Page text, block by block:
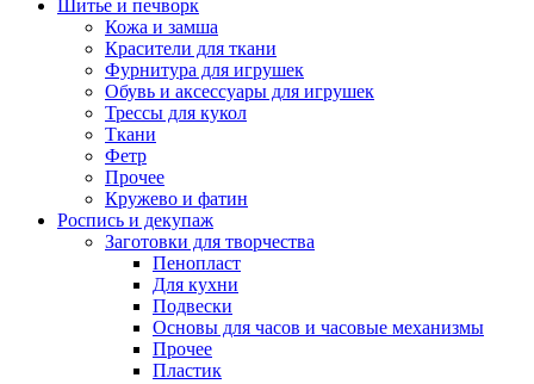
Шитье и печворк
Кожа и замша
Красители для ткани
Фурнитура для игрушек
Обувь и аксессуары для игрушек
Трессы для кукол
Ткани
Фетр
Прочее
Кружево и фатин
Роспись и декупаж
Заготовки для творчества
Пенопласт
Для кухни
Подвески
Основы для часов и часовые механизмы
Прочее
Пластик